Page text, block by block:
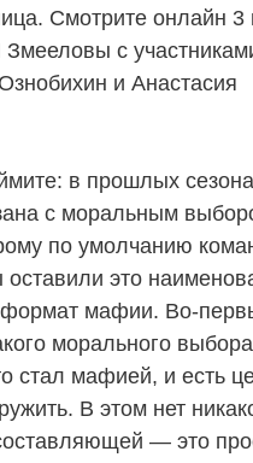
Смотрите онлайн 3
с
и Анастасия
в прошлых
с моральным
по умолчанию
это
формат мафии. Во-
морального
стал мафией, и есть
В этом нет
— это